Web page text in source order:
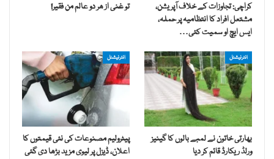
کراچی: تجاوزات کے خلاف آپریشن،
مشتعل افراد کا انتظامیہ پر حملہ،
ایس ایچ او سمیت کئی…
تو غنی از ھر دو عالم من فقیر!
انٹرنیشنل
بھارتی خاتون نے لمبے بالوں کا گینیز
ورلڈ ریکارڈ قائم کر دیا
انٹرنیشنل
پیٹرولیم مصنوعات کی نئی قیمتوں کا
اعلان، ڈیزل پر لیوی مزید بڑھا دی گئی